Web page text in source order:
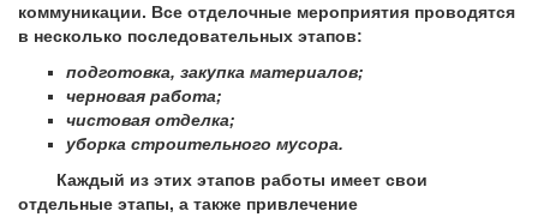
коммуникации. Все отделочные мероприятия проводятся
в несколько последовательных этапов:
подготовка, закупка материалов;
черновая работа;
чистовая отделка;
уборка строительного мусора.
Каждый из этих этапов работы имеет свои
отдельные этапы, а также привлечение